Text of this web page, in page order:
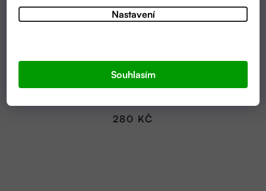
Nastavení
Souhlasím
SKLADEM
280 KČ